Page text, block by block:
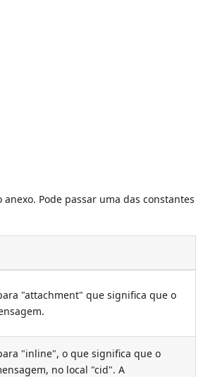
Pode passar uma das constantes
"attachment" que significa que o
"inline", o que significa que o
no local "cid". A